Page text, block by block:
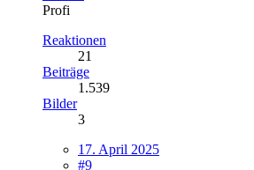
Profi
Reaktionen
21
Beiträge
1.539
Bilder
3
17. April 2025
#9